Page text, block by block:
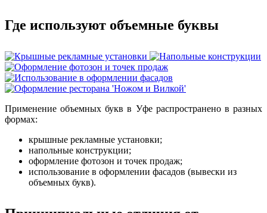
Где используют объемные буквы
Применение объемных букв в Уфе распространено в разных
формах:
крышные рекламные установки;
напольные конструкции;
оформление фотозон и точек продаж;
использование в оформлении фасадов (вывески из
объемных букв).